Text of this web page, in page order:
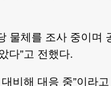
물체를 조사 중이며
다”고 전했다.
비해 대응 중”이라